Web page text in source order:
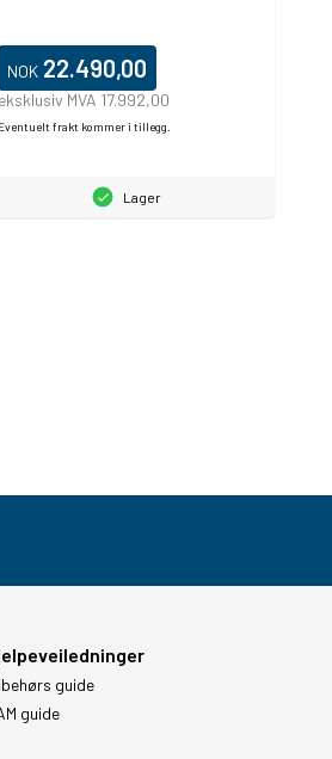
NOK 22.490,00
eksklusiv MVA 17.992,00
Eventuelt frakt kommer i tillegg.
Lager
guide
guide